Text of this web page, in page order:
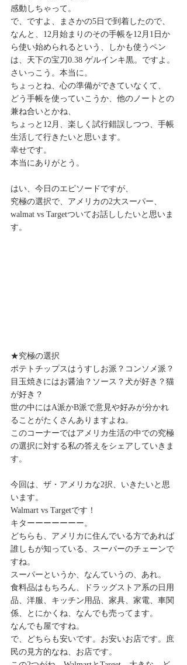
感動しちゃって。
で、ですよ、まさかの5日で到着したので、
なんと、12月始まりのその手帳を12月1日か
ら使い始められるという、しかも使うペン
は、天下の宝刀0.38 ゲルインキ黒。ですよ。
さいっこう。本当に。
ちょっとね、心の準備ができていなくて、
どう手帳を使っていこうか、他のノートとの
兼ね合いとかね、
ちょっと12月、楽しく試行錯誤しつつ、手帳
生活して行きたいと思います。
幸せです。
本当にありがとう。
はい、今日のエピソードですが、
究極の選択で、アメリカの2大スーパー、
walmat vs Targetついてお話ししたいと思いま
す。
★究極の選択
ポテトチップスはうすしお派？コンソメ派？
目玉焼きにはお醤油？ソース？犬が好き？猫
が好き？
世の中にはA派かB派で意見や好みが分かれ
ることがたくさんありますよね。
このコーナーではアメリカ生活の中での究極
の選択に対する私の答えをシェアしていきま
す。
今回は、ザ・アメリカな2択、いきたいと思
います。
Walmart vs Targetです！
キターーーーーーー。
どちらも、アメリカに住んでいる方であれば
誰しもが知っている、スーパーのチェーンで
すね。
スーパーというか、なんていうの、あれ。
食料品はもちろん、ドラッグストア系の日用
品、洋服、キッチン用品、家具、家電、車関
係、とにかくね、なんでも売ってます。
なんでも屋ですね。
で、どちらも安いです。お安いお店です。庶
民の見方的なね、お店です。